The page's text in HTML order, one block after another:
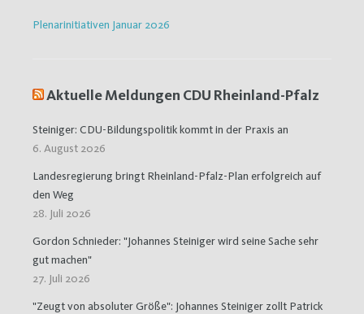
Plenarinitiativen Januar 2026
Aktuelle Meldungen CDU Rheinland-Pfalz
Steiniger: CDU-Bildungspolitik kommt in der Praxis an
6. August 2026
Landesregierung bringt Rheinland-Pfalz-Plan erfolgreich auf
den Weg
28. Juli 2026
Gordon Schnieder: "Johannes Steiniger wird seine Sache sehr
gut machen"
27. Juli 2026
"Zeugt von absoluter Größe": Johannes Steiniger zollt Patrick